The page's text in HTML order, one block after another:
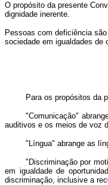
O propósito da presente
dignidade inerente.
Pessoas com deficiência
sociedade em igualdades de
Para os propósitos da
"Comunicação"
auditivos e os meios de voz
"Língua" abrange as
"Discriminação por
em igualdade de
discriminação, inclusive a